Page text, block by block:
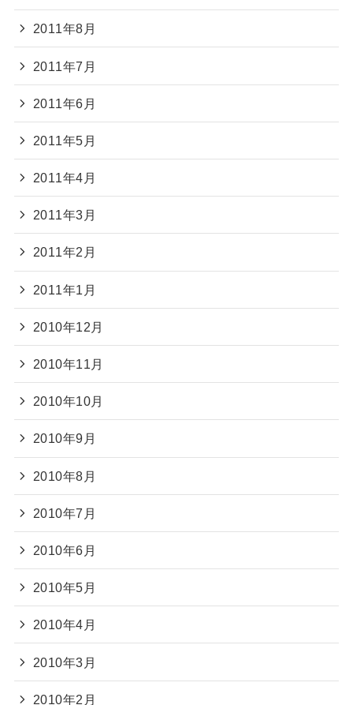
2011年8月
2011年7月
2011年6月
2011年5月
2011年4月
2011年3月
2011年2月
2011年1月
2010年12月
2010年11月
2010年10月
2010年9月
2010年8月
2010年7月
2010年6月
2010年5月
2010年4月
2010年3月
2010年2月